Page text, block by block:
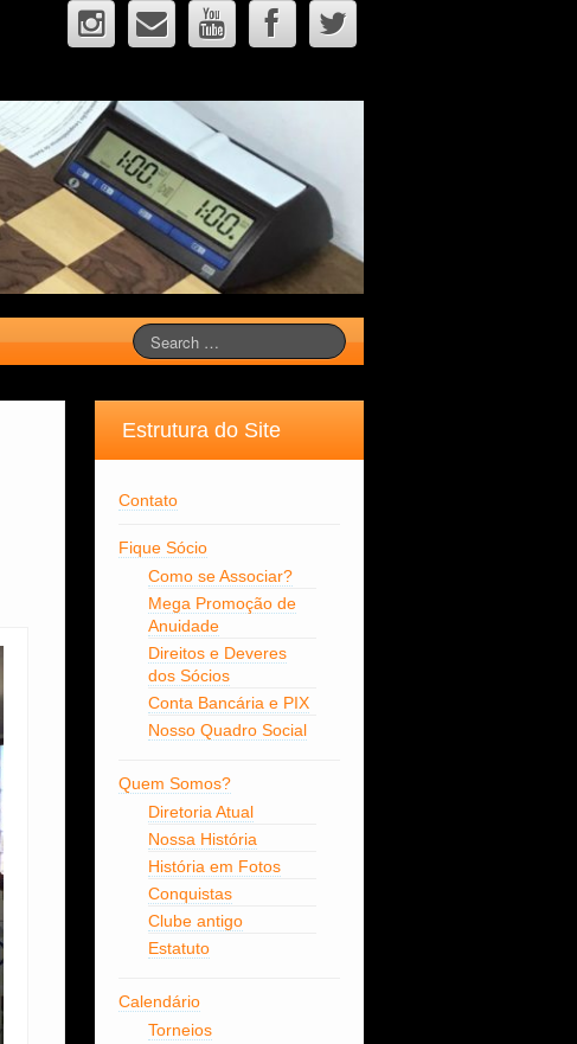
Estrutura do Site
Contato
Fique Sócio
Como se Associar?
Mega Promoção de
Anuidade
Direitos e Deveres
dos Sócios
Conta Bancária e PIX
Nosso Quadro Social
Quem Somos?
Diretoria Atual
Nossa História
História em Fotos
Conquistas
Clube antigo
Estatuto
Calendário
Torneios